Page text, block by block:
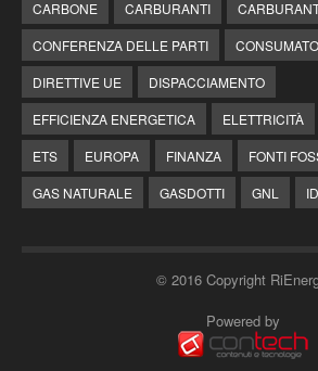
CARBONE
CARBURANTI
CONFERENZA DELLE PARTI
DIRETTIVE UE
DISPACCIAMENTO
EFFICIENZA ENERGETICA
ELETTRICITÀ
ETS
EUROPA FINANZA
FONTI
GAS NATURALE
GASDOTTI GNL
© 2016 Copyright
Powered by